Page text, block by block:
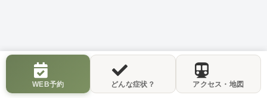
WEB予約 アクセス・地図
どんな症状？